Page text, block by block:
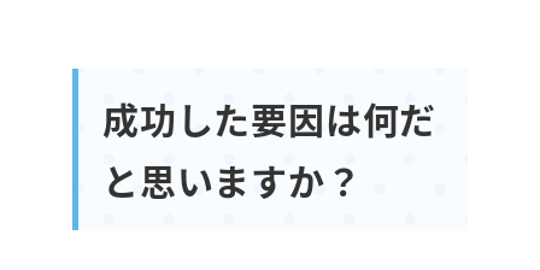
成功した要因は何だ
と思いますか？